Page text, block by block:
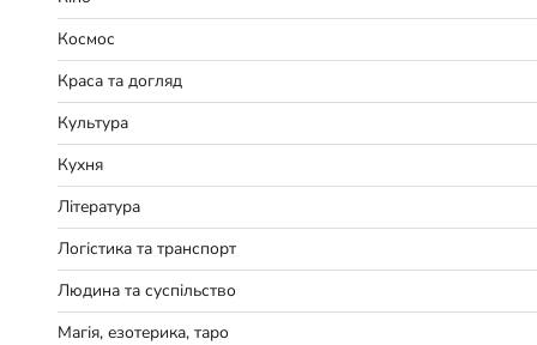
Космос
Краса та догляд
Культура
Кухня
Література
Логістика та транспорт
Людина та суспільство
Магія, езотерика, таро